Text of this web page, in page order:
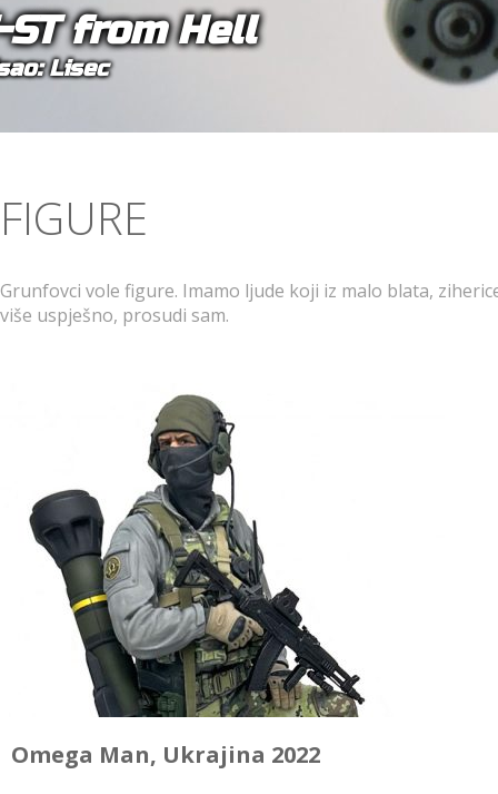
ST from Hell
Lisec
FIGURE
Grunfovci vole figure. Imamo ljude koji iz malo blata,
više uspješno, prosudi sam.
Omega Man, Ukrajina 2022